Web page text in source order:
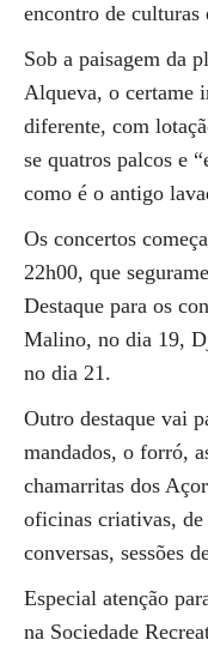
encontro de culturas
Sob a paisagem da
Alqueva, o certame
diferente, com
se quatros palcos e
como é o antigo
Os concertos
22h00, que
Destaque para os
Malino, no dia 19,
no dia 21.
Outro destaque vai
mandados, o forró,
chamarritas dos
oficinas criativas, de
conversas, sessões
Especial atenção
na Sociedade